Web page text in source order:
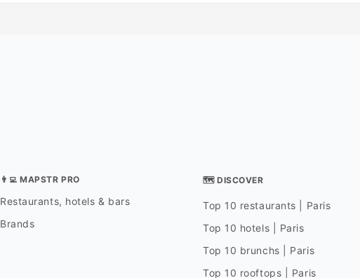
👨‍💻 MAPSTR PRO
Restaurants, hotels & bars
Brands
🗺 DISCOVER
Top 10 restaurants | Paris
Top 10 hotels | Paris
Top 10 brunchs | Paris
Top 10 rooftops | Paris